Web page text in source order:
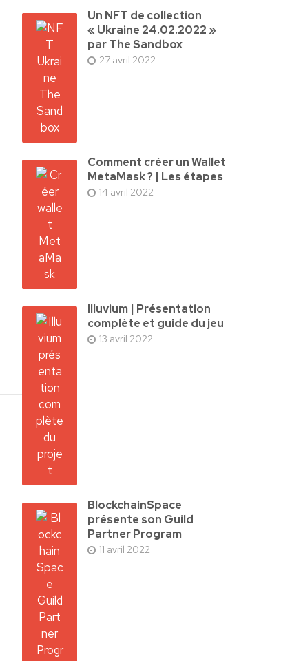
Un NFT de collection
« Ukraine 24.02.2022 »
par The Sandbox
27 avril 2022
Comment créer un Wallet
MetaMask ? | Les étapes
14 avril 2022
Illuvium | Présentation
complète et guide du jeu
13 avril 2022
BlockchainSpace
présente son Guild
Partner Program
11 avril 2022